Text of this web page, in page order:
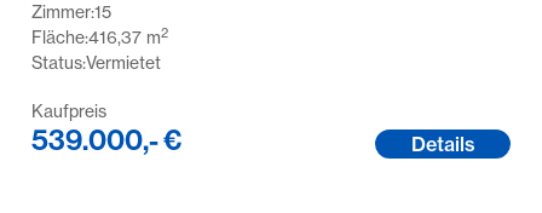
Zimmer:15
Fläche:416,37 m2
Status:Vermietet
Kaufpreis
539.000,- € Details